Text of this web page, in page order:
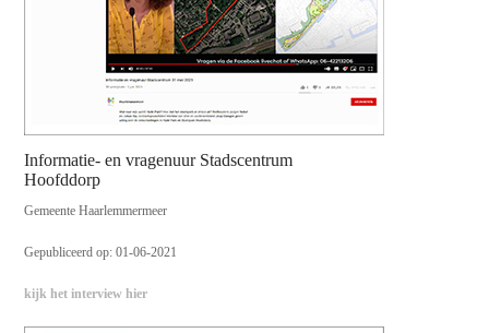
Informatie- en vragenuur Stadscentrum
Hoofddorp
Gemeente Haarlemmermeer
Gepubliceerd op: 01-06-2021
kijk het interview hier